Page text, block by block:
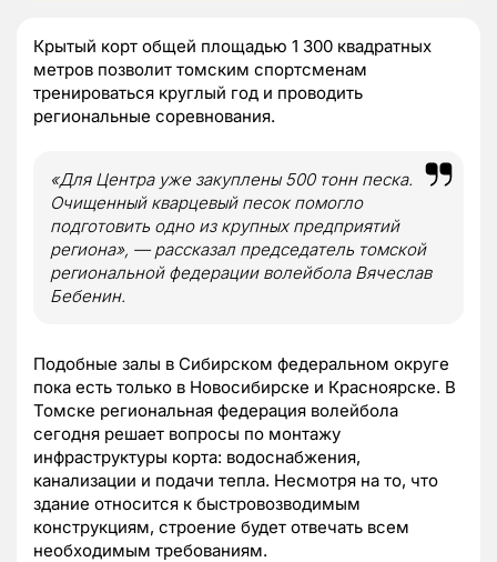
Крытый корт общей площадью 1 300 квадратных
метров позволит томским спортсменам
тренироваться круглый год и проводить
региональные соревнования.
«Для Центра уже закуплены 500 тонн песка.
Очищенный кварцевый песок помогло
подготовить одно из крупных предприятий
региона», — рассказал председатель томской
региональной федерации волейбола Вячеслав
Бебенин.
Подобные залы в Сибирском федеральном округе
пока есть только в Новосибирске и Красноярске. В
Томске региональная федерация волейбола
сегодня решает вопросы по монтажу
инфраструктуры корта: водоснабжения,
канализации и подачи тепла. Несмотря на то, что
здание относится к быстровозводимым
конструкциям, строение будет отвечать всем
необходимым требованиям.